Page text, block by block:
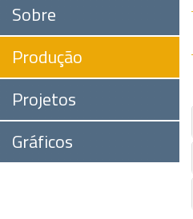
Sobre
Produção
Projetos
Gráficos